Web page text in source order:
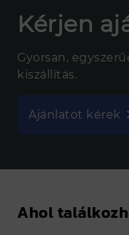
Kérjen
Gyorsan,
kiszállítás.
Ajánlatot kérek
Ahol